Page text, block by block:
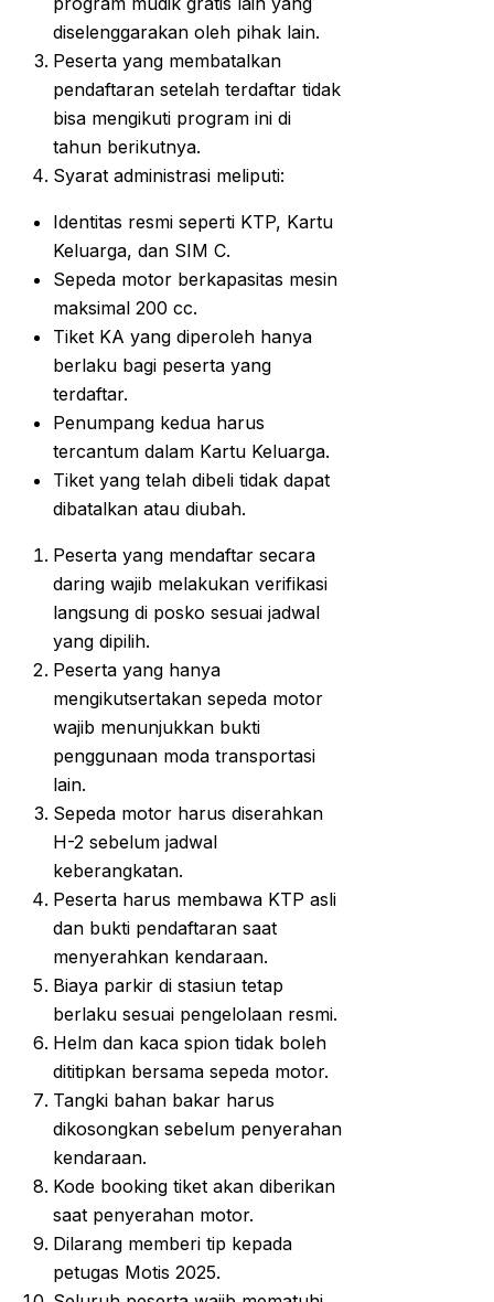
diselenggarakan oleh pihak lain.
Peserta yang membatalkan
pendaftaran setelah terdaftar tidak
bisa mengikuti program ini di
tahun berikutnya.
Syarat administrasi meliputi:
Identitas resmi seperti KTP, Kartu
Keluarga, dan SIM C.
Sepeda motor berkapasitas mesin
maksimal 200 cc.
Tiket KA yang diperoleh hanya
berlaku bagi peserta yang
terdaftar.
Penumpang kedua harus
tercantum dalam Kartu Keluarga.
Tiket yang telah dibeli tidak dapat
dibatalkan atau diubah.
Peserta yang mendaftar secara
daring wajib melakukan verifikasi
langsung di posko sesuai jadwal
yang dipilih.
Peserta yang hanya
mengikutsertakan sepeda motor
wajib menunjukkan bukti
penggunaan moda transportasi
lain.
Sepeda motor harus diserahkan
H-2 sebelum jadwal
keberangkatan.
Peserta harus membawa KTP asli
dan bukti pendaftaran saat
menyerahkan kendaraan.
Biaya parkir di stasiun tetap
berlaku sesuai pengelolaan resmi.
Helm dan kaca spion tidak boleh
dititipkan bersama sepeda motor.
Tangki bahan bakar harus
dikosongkan sebelum penyerahan
kendaraan.
Kode booking tiket akan diberikan
saat penyerahan motor.
Dilarang memberi tip kepada
petugas Motis 2025.